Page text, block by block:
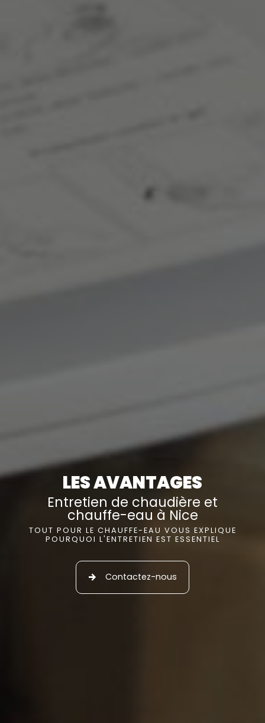
LES AVANTAGES
Entretien de chaudière et
chauffe-eau à Nice
TOUT POUR LE CHAUFFE-EAU VOUS EXPLIQUE
POURQUOI L'ENTRETIEN EST ESSENTIEL
Contactez-nous